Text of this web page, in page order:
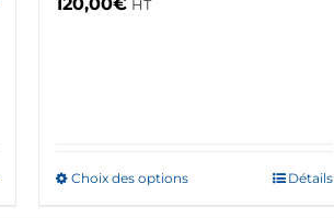
HT
Choix des optionsCe
Détails